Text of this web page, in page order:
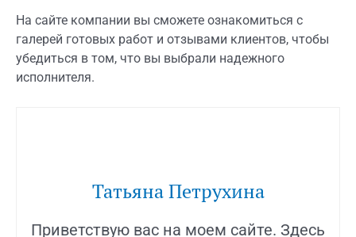
На сайте компании вы сможете ознакомиться с
галерей готовых работ и отзывами клиентов, чтобы
убедиться в том, что вы выбрали надежного
исполнителя.
Татьяна Петрухина
Приветствую вас на моем сайте. Здесь